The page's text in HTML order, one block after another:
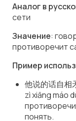
Аналог в
сети
Значение:
противоречит
Пример
他说的话自相
zì xiāng máo
понять.